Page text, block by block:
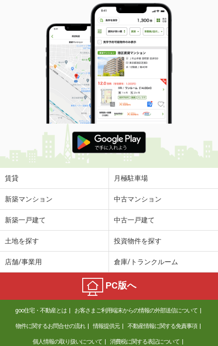
茨城県北茨城市中郷町下桜井
45.77m²
間取り
1LDK
茨城県鹿嶋市大字宮中
価 格
4.80万円
住 所
茨城県鹿嶋市大字宮中
専有面積 28.02m²
間取り
1K
茨城県つくばみらい市紫峰ヶ丘１丁目
価 格
7万円
住 所
茨城県つくばみらい市紫峰ヶ丘１丁目
専有面積
茨城県水戸市酒門町
6.10万円
茨城県水戸市城東３
7.80万円
住 所
茨城県水戸市城東３
専有面積 50.14m²
間取り
1LDK
茨城県常総市水海道天満町
賃貸 月極駐車場
新築マンション 中古マンション
新築一戸建て 中古一戸建て
土地を探す 投資物件を探す
店舗/事業用 倉庫/トランクルーム
PC版へ
goo住宅・不動産とは お客さまご利用端末からの情報の外部送信について
物件に関するお問合せの流れ 情報提供元 不動産情報に関する免責事項
個人情報の取り扱いについて 消費税に関する表記について